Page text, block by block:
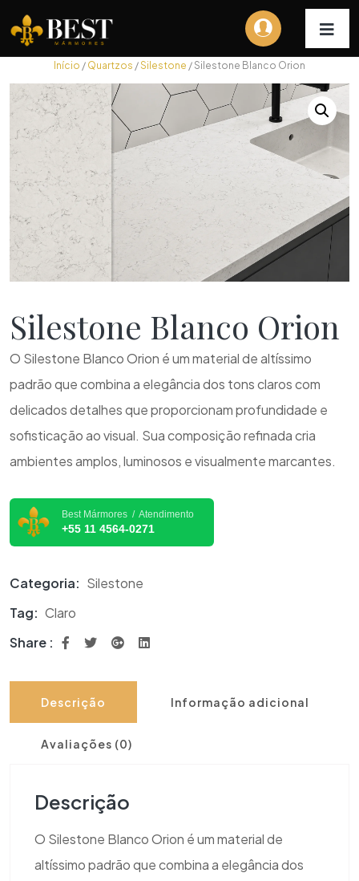
Início / Quartzos /Silestone / Silestone Blanco Orion
Silestone Blanco Orion
O Silestone Blanco Orion é um material de altíssimo
padrão que combina a elegância dos tons claros com
delicados detalhes que proporcionam profundidade e
sofisticação ao visual. Sua composição refinada cria
ambientes amplos, luminosos e visualmente marcantes.
Best Mármores / Atendimento
+55 11 4564-0271
Categoria: Silestone
Tag: Claro
Share :
Descrição Informação adicional
Avaliações (0)
Descrição
O Silestone Blanco Orion é um material de
altíssimo padrão que combina a elegância dos